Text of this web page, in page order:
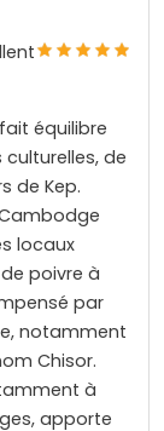
équilibre
de
de Kep.
locaux
poivre à
par
notamment
Chisor.
à
apporte